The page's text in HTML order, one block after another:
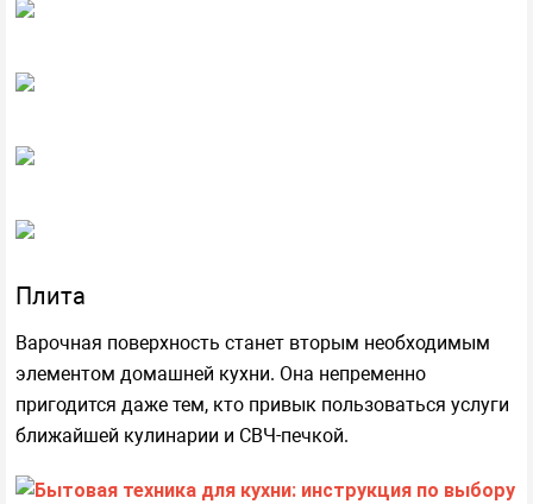
Плита
Варочная поверхность станет вторым необходимым
элементом домашней кухни. Она непременно
пригодится даже тем, кто привык пользоваться услуги
ближайшей кулинарии и СВЧ-печкой.